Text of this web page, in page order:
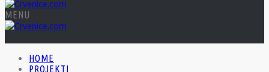
MENU
HOME
PROJEKTI